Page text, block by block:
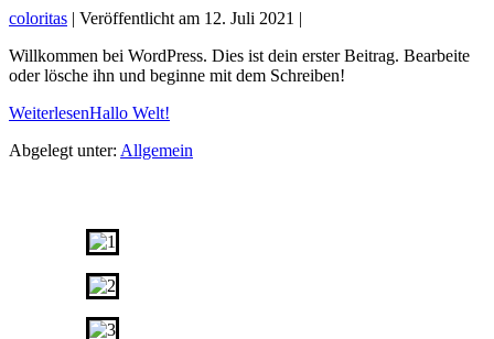
coloritas | Veröffentlicht am 12. Juli 2021 |
Willkommen bei WordPress. Dies ist dein erster Beitrag. Bearbeite
oder lösche ihn und beginne mit dem Schreiben!
WeiterlesenHallo Welt!
Abgelegt unter: Allgemein